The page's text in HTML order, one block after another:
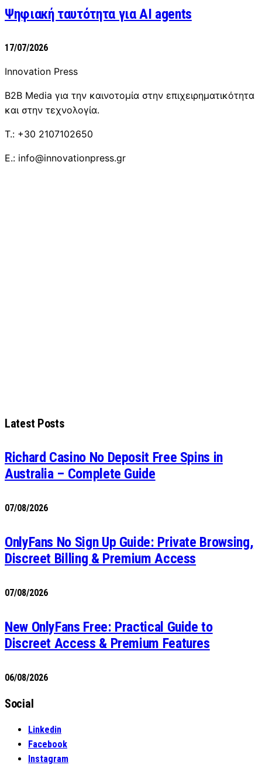
Ψηφιακή ταυτότητα για AI agents
17/07/2026
Innovation Press
B2B Media για την καινοτομία στην επιχειρηματικότητα
και στην τεχνολογία.
T.: +30 2107102650
E.: info@innovationpress.gr
Latest Posts
Richard Casino No Deposit Free Spins in
Australia – Complete Guide
07/08/2026
OnlyFans No Sign Up Guide: Private Browsing,
Discreet Billing & Premium Access
07/08/2026
New OnlyFans Free: Practical Guide to
Discreet Access & Premium Features
06/08/2026
Social
Linkedin
Facebook
Instagram